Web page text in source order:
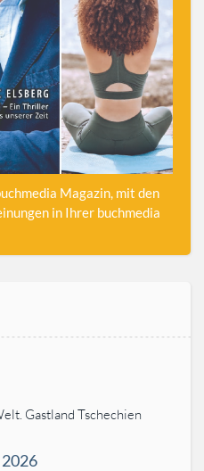
Magazin, mit den
in Ihrer buchmedia
Gastland Tschechien